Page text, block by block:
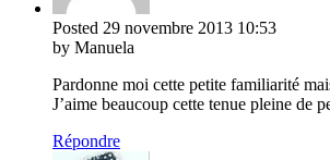
Posted 29 novembre 2013 10:53
by Manuela
Pardonne moi cette petite familiarité
J’aime beaucoup cette tenue pleine de
Répondre